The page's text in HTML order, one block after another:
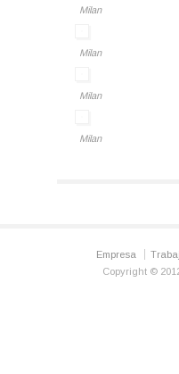
Milan
Milan
Milan
Milan
Empresa
Copyright ©